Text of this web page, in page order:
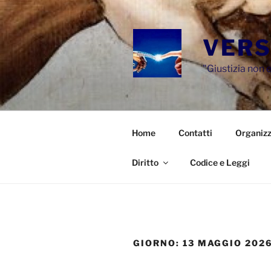
Salta
al
contenuto
"Giustizia non
Home Contatti
Diritto Codice e Leggi
GIORNO: 13 MAGGIO 2026